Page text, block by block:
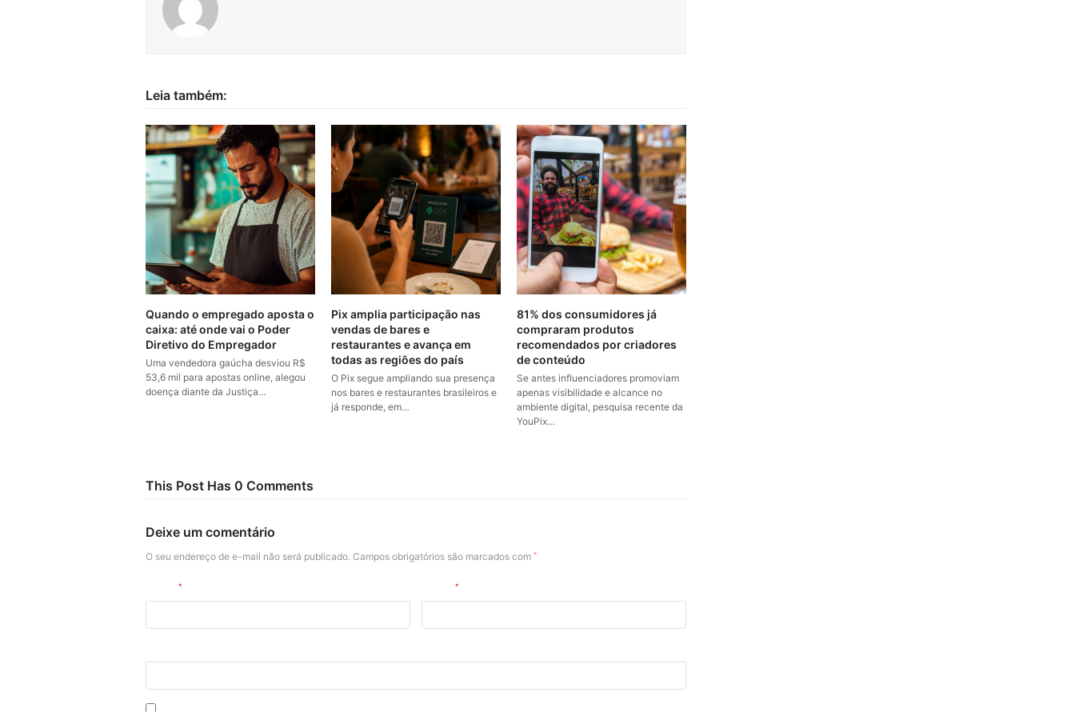
Leia também:
Quando o empregado aposta o
caixa: até onde vai o Poder
Diretivo do Empregador
Uma vendedora gaúcha desviou R$
53,6 mil para apostas online, alegou
doença diante da Justiça…
Pix amplia participação nas
vendas de bares e
restaurantes e avança em
todas as regiões do país
O Pix segue ampliando sua presença
nos bares e restaurantes brasileiros e
já responde, em…
81% dos consumidores já
compraram produtos
recomendados por criadores
de conteúdo
Se antes influenciadores promoviam
apenas visibilidade e alcance no
ambiente digital, pesquisa recente da
YouPix…
This Post Has 0 Comments
Deixe um comentário
O seu endereço de e-mail não será publicado. Campos obrigatórios são marcados com *
* *